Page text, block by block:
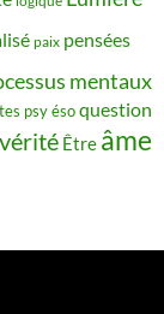
paix pensées
mentaux
psy ésoquestion
vérité Être âme